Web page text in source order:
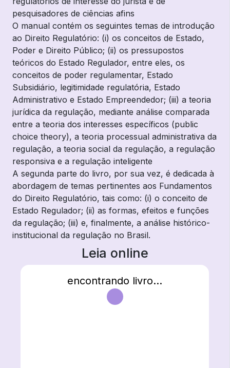
pesquisadores de ciências afins
O manual contém os seguintes temas de introdução
ao Direito Regulatório: (i) os conceitos de Estado,
Poder e Direito Público; (ii) os pressupostos
teóricos do Estado Regulador, entre eles, os
conceitos de poder regulamentar, Estado
Subsidiário, legitimidade regulatória, Estado
Administrativo e Estado Empreendedor; (iii) a teoria
jurídica da regulação, mediante análise comparada
entre a teoria dos interesses específicos (public
choice theory), a teoria processual administrativa da
regulação, a teoria social da regulação, a regulação
responsiva e a regulação inteligente
A segunda parte do livro, por sua vez, é dedicada à
abordagem de temas pertinentes aos Fundamentos
do Direito Regulatório, tais como: (i) o conceito de
Estado Regulador; (ii) as formas, efeitos e funções
da regulação; (iii) e, finalmente, a análise histórico-
institucional da regulação no Brasil.
Leia online
encontrando livro...